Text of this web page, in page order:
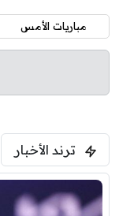
مباريات الأمس
ترند الأخبار